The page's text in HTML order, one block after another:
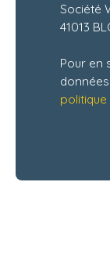
Société
41013
Pour en